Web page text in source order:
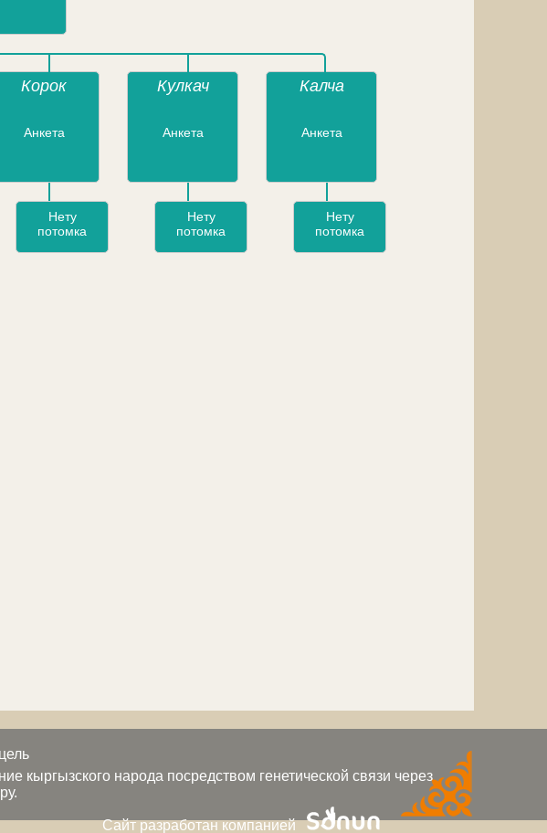
Корок
Анкета
Нету
потомка
Кулкач
Анкета
Нету
потомка
Калча
Анкета
Нету
потомка
кыргызского народа посредством генетической связи через
Сайт разработан компанией